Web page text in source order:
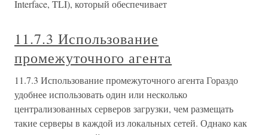
Interface, TLI), который обеспечивает
11.7.3 Использование
промежуточного агента
11.7.3 Использование промежуточного агента Гораздо
удобнее использовать один или несколько
централизованных серверов загрузки, чем размещать
такие серверы в каждой из локальных сетей. Однако как